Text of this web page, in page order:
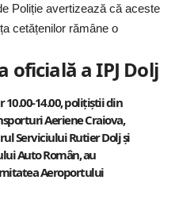
Poliție avertizează că aceste
cetățenilor rămâne o
oficială a IPJ Dolj
10.00-14.00, polițiștii din
Aeriene Craiova,
Serviciului Rutier Dolj și
Auto Român, au
Aeroportului